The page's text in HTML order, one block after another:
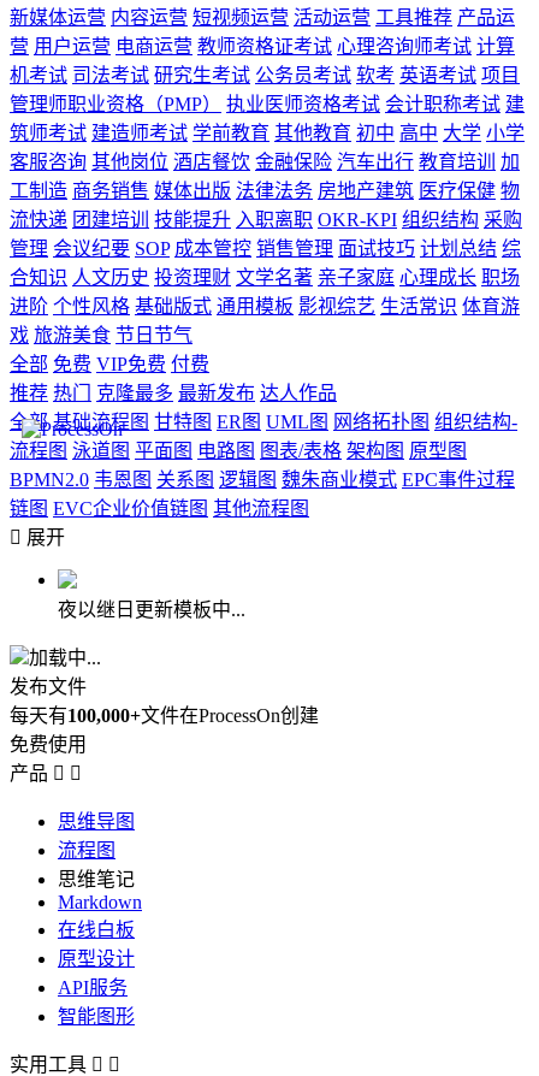
新媒体运营 内容运营 短视频运营 活动运营 工具推荐 产品运
营 用户运营 电商运营 教师资格证考试 心理咨询师考试 计算
机考试 司法考试 研究生考试 公务员考试 软考 英语考试 项目
管理师职业资格（PMP）
执业医师资格考试 会计职称考试 建
筑师考试 建造师考试 学前教育 其他教育 初中 高中 大学 小学
客服咨询 其他岗位 酒店餐饮 金融保险 汽车出行 教育培训
加
工制造 商务销售 媒体出版 法律法务 房地产建筑 医疗保健 物
流快递 团建培训 技能提升 入职离职 OKR-KPI 组织结构 采购
管理 会议纪要 SOP 成本管控 销售管理 面试技巧 计划总结 综
合知识 人文历史 投资理财 文学名著 亲子家庭 心理成长 职场
进阶 个性风格 基础版式 通用模板 影视综艺 生活常识 体育游
戏 旅游美食 节日节气
全部 免费 VIP免费 付费
推荐 热门 克隆最多 最新发布 达人作品
全部 基础流程图 甘特图 ER图 UML图 网络拓扑图 组织结构-
流程图 泳道图 平面图 电路图 图表/表格 架构图 原型图
BPMN2.0 韦恩图 关系图 逻辑图 魏朱商业模式 EPC事件过程
链图 EVC企业价值链图 其他流程图
 展开
夜以继日更新模板中...
加载中...
发布文件
每天有100,000+文件在ProcessOn创建
免费使用
产品  
思维导图
流程图
思维笔记
Markdown
在线白板
原型设计
API服务
智能图形
实用工具  